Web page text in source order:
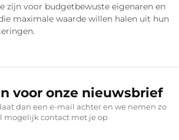
zijn voor budgetbewuste eigenaren en
maximale waarde willen halen uit hun
voor onze nieuwsbrief
dan een e-mail achter en we nemen zo
mogelijk contact met je op